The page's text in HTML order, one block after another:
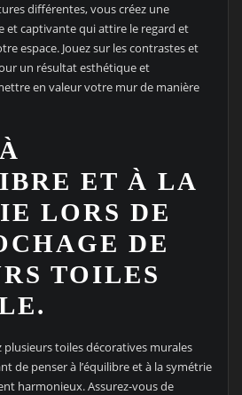
différentes, vous créez une
et captivante qui attire le regard et
espace. Jouez sur les contrastes et
un résultat esthétique et
en valeur votre mur de manière
ET À LA
LORS DE
DE
TOILES
plusieurs toiles décoratives murales
de penser à l’équilibre et à la symétrie
harmonieux. Assurez-vous de